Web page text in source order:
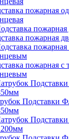
пожарная
пожарная
пожарная с
Подставки